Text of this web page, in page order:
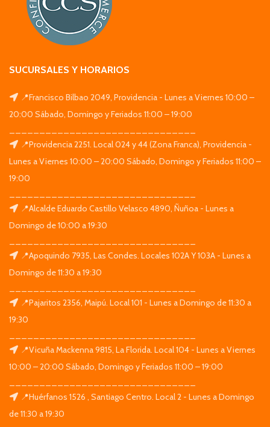
SUCURSALES Y HORARIOS
📍Francisco Bilbao 2049, Providencia - Lunes a Viernes 10:00 –
20:00 Sábado, Domingo y Feriados 11:00 – 19:00
📍Providencia 2251. Local 024 y 44 (Zona Franca), Providencia -
Lunes a Viernes 10:00 – 20:00 Sábado, Domingo y Feriados 11:00 –
19:00
📍Alcalde Eduardo Castillo Velasco 4890, Ñuñoa - Lunes a
Domingo de 10:00 a 19:30
📍Apoquindo 7935, Las Condes. Locales 102A Y 103A - Lunes a
Domingo de 11:30 a 19:30
📍Pajaritos 2356, Maipú. Local 101 - Lunes a Domingo de 11:30 a
19:30
📍Vicuña Mackenna 9815, La Florida. Local 104 - Lunes a Viernes
10:00 – 20:00 Sábado, Domingo y Feriados 11:00 – 19:00
📍Huérfanos 1526 , Santiago Centro. Local 2 - Lunes a Domingo
de 11:30 a 19:30